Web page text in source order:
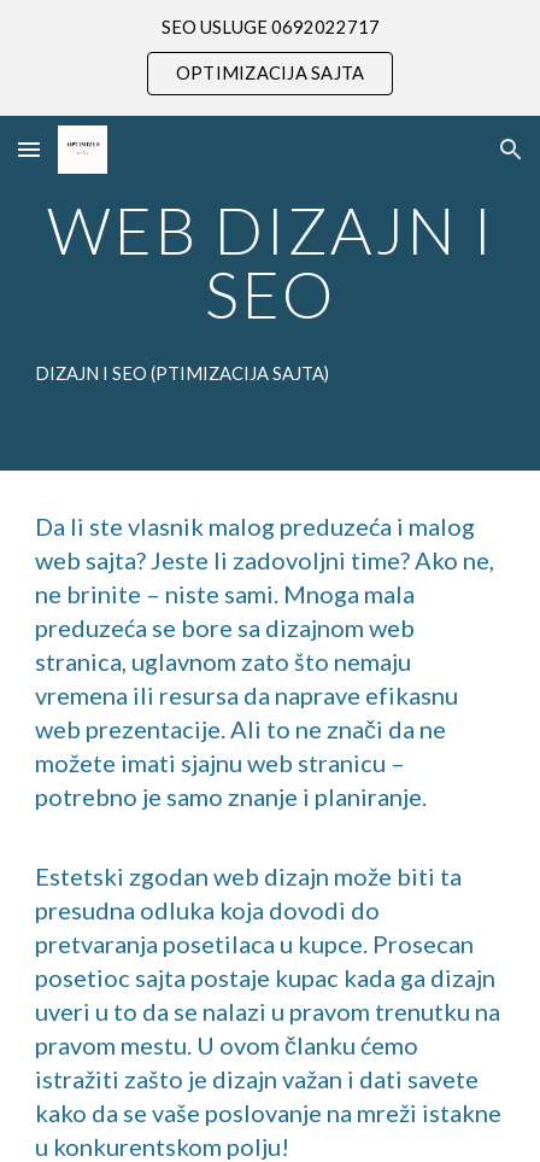
SEO USLUGE 0692022717
OPTIMIZACIJA SAJTA
WEB DIZAJN I
SEO
DIZAJN I SEO (PTIMIZACIJA SAJTA)
Da li ste vlasnik malog preduzeća i malog
web sajta? Jeste li zadovoljni time? Ako ne,
ne brinite – niste sami. Mnoga mala
preduzeća se bore sa dizajnom web
stranica, uglavnom zato što nemaju
vremena ili resursa da naprave efikasnu
web prezentacije. Ali to ne znači da ne
možete imati sjajnu web stranicu –
potrebno je samo znanje i planiranje.
Estetski zgodan web dizajn može biti ta
presudna odluka koja dovodi do
pretvaranja posetilaca u kupce. Prosecan
posetioc sajta postaje kupac kada ga dizajn
uveri u to da se nalazi u pravom trenutku na
pravom mestu. U ovom članku ćemo
istražiti zašto je dizajn važan i dati savete
kako da se vaše poslovanje na mreži istakne
u konkurentskom polju!